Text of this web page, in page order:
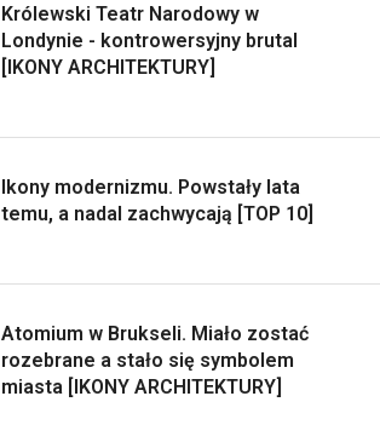
Królewski Teatr Narodowy w
Londynie - kontrowersyjny brutal
[IKONY ARCHITEKTURY]
Ikony modernizmu. Powstały lata
temu, a nadal zachwycają [TOP 10]
Atomium w Brukseli. Miało zostać
rozebrane a stało się symbolem
miasta [IKONY ARCHITEKTURY]